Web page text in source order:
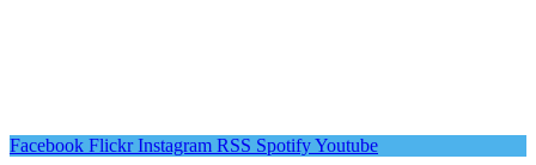
Facebook Flickr Instagram RSS SpotifyYoutube